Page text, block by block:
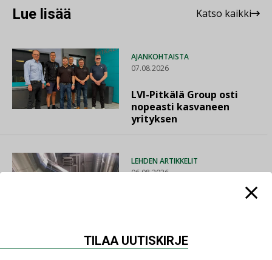
Lue lisää Katso kaikki
AJANKOHTAISTA
07.08.2026
LVI-Pitkälä Group osti
nopeasti kasvaneen
yrityksen
LEHDEN ARTIKKELIT
06.08.2026
TILAA UUTISKIRJE